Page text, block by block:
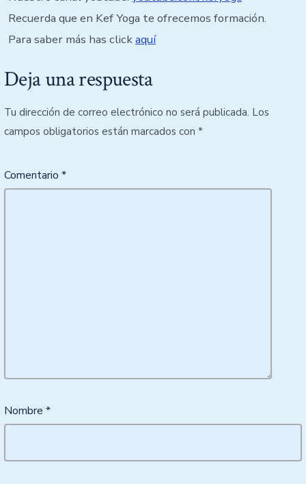
Recuerda que en Kef Yoga te ofrecemos formación.
Para saber más has clickaquí
Deja una respuesta
Tu dirección de correo electrónico no será publicada. Los
campos obligatorios están marcados con *
Comentario *
Nombre *